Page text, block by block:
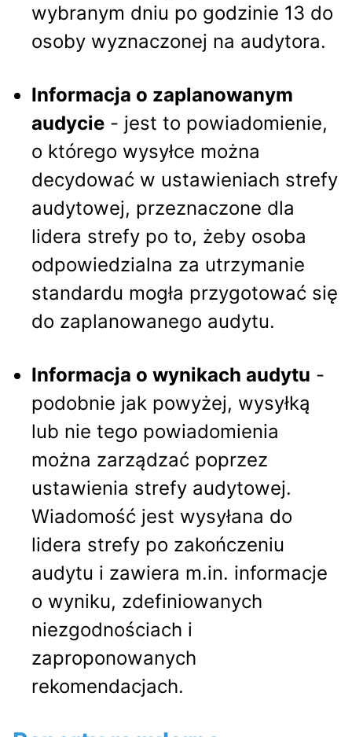
wybranym dniu po godzinie 13 do
osoby wyznaczonej na audytora.
Informacja o zaplanowanym
audycie - jest to powiadomienie,
o którego wysyłce można
decydować w ustawieniach strefy
audytowej, przeznaczone dla
lidera strefy po to, żeby osoba
odpowiedzialna za utrzymanie
standardu mogła przygotować się
do zaplanowanego audytu.
Informacja o wynikach audytu -
podobnie jak powyżej, wysyłką
lub nie tego powiadomienia
można zarządzać poprzez
ustawienia strefy audytowej.
Wiadomość jest wysyłana do
lidera strefy po zakończeniu
audytu i zawiera m.in. informacje
o wyniku, zdefiniowanych
niezgodnościach i
zaproponowanych
rekomendacjach.